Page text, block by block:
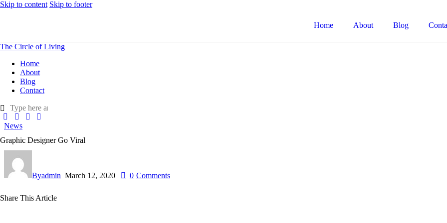
Skip to content Skip to footer
Home About Blog
The Circle of Living
Home
About
Blog
Contact
News
Graphic Designer Go Viral
Byadmin March 12, 2020 0 Comments
Share This Article